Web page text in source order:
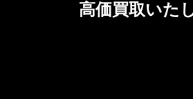
高価買取いた